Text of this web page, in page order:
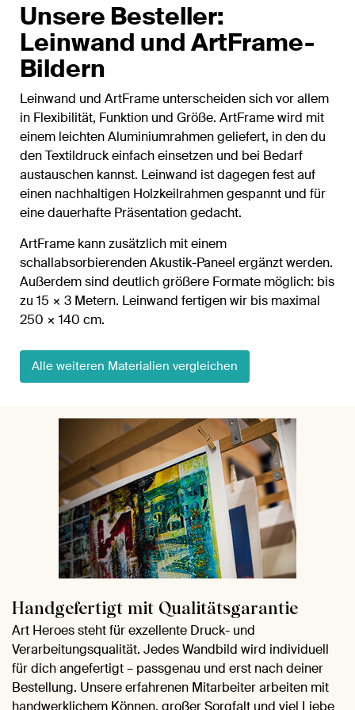
Unsere Besteller:
Leinwand und ArtFrame-
Bildern
Leinwand und ArtFrame unterscheiden sich vor allem
in Flexibilität, Funktion und Größe. ArtFrame wird mit
einem leichten Aluminiumrahmen geliefert, in den du
den Textildruck einfach einsetzen und bei Bedarf
austauschen kannst. Leinwand ist dagegen fest auf
einen nachhaltigen Holzkeilrahmen gespannt und für
eine dauerhafte Präsentation gedacht.
ArtFrame kann zusätzlich mit einem
schallabsorbierenden Akustik-Paneel ergänzt werden.
Außerdem sind deutlich größere Formate möglich: bis
zu 15 × 3 Metern. Leinwand fertigen wir bis maximal
250 × 140 cm.
Alle weiteren Materialien vergleichen
Handgefertigt mit Qualitätsgarantie
Art Heroes steht für exzellente Druck- und
Verarbeitungsqualität. Jedes Wandbild wird individuell
für dich angefertigt – passgenau und erst nach deiner
Bestellung. Unsere erfahrenen Mitarbeiter arbeiten mit